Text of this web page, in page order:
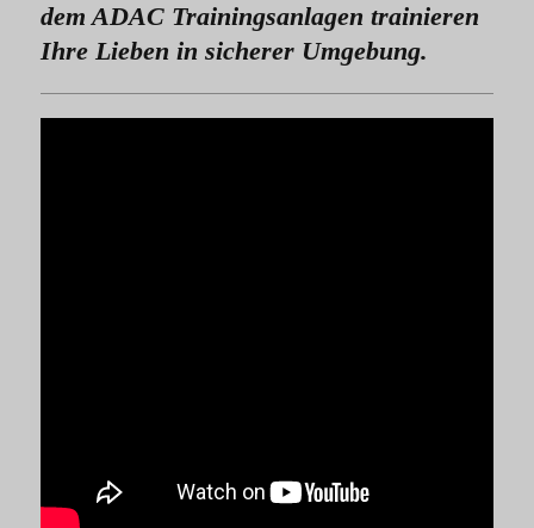
dem ADAC Trainingsanlagen trainieren
Ihre Lieben in sicherer Umgebung.